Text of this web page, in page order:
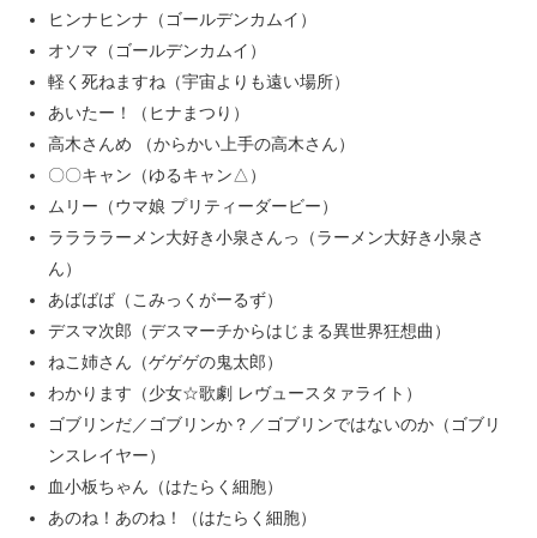
ヒンナヒンナ（ゴールデンカムイ）
オソマ（ゴールデンカムイ）
軽く死ねますね（宇宙よりも遠い場所）
あいたー！（ヒナまつり）
高木さんめ （からかい上手の高木さん）
〇〇キャン（ゆるキャン△）
ムリー（ウマ娘 プリティーダービー）
ララララーメン大好き小泉さんっ（ラーメン大好き小泉さ
ん）
あばばば（こみっくがーるず）
デスマ次郎（デスマーチからはじまる異世界狂想曲）
ねこ姉さん（ゲゲゲの鬼太郎）
わかります（少女☆歌劇 レヴュースタァライト）
ゴブリンだ／ゴブリンか？／ゴブリンではないのか（ゴブリ
ンスレイヤー）
血小板ちゃん（はたらく細胞）
あのね！あのね！（はたらく細胞）